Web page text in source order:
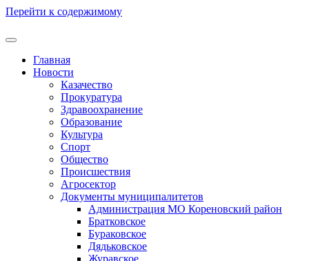
Перейти к содержимому
Главная
Новости
Казачество
Прокуратура
Здравоохранение
Образование
Культура
Спорт
Общество
Происшествия
Агросектор
Документы муниципалитетов
Администрация МО Кореновский район
Братковское
Бураковское
Дядьковское
Журавское